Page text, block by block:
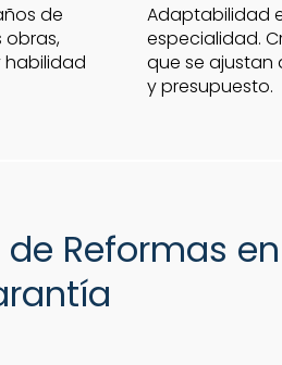
de
obras,
Adaptabilidad
especialidad.
que se ajustan
y presupuesto.
Reformas